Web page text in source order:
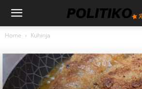
Home Kuhinja